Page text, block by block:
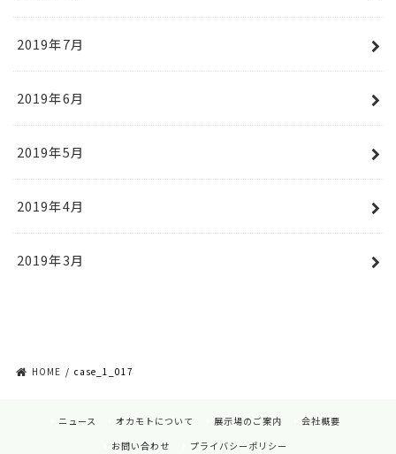
2019年7月
2019年6月
2019年5月
2019年4月
2019年3月
HOME case_1_017
ニュース オカモトについて 展示場のご案内
会社概要
お問い合わせ
プライバシーポリシー